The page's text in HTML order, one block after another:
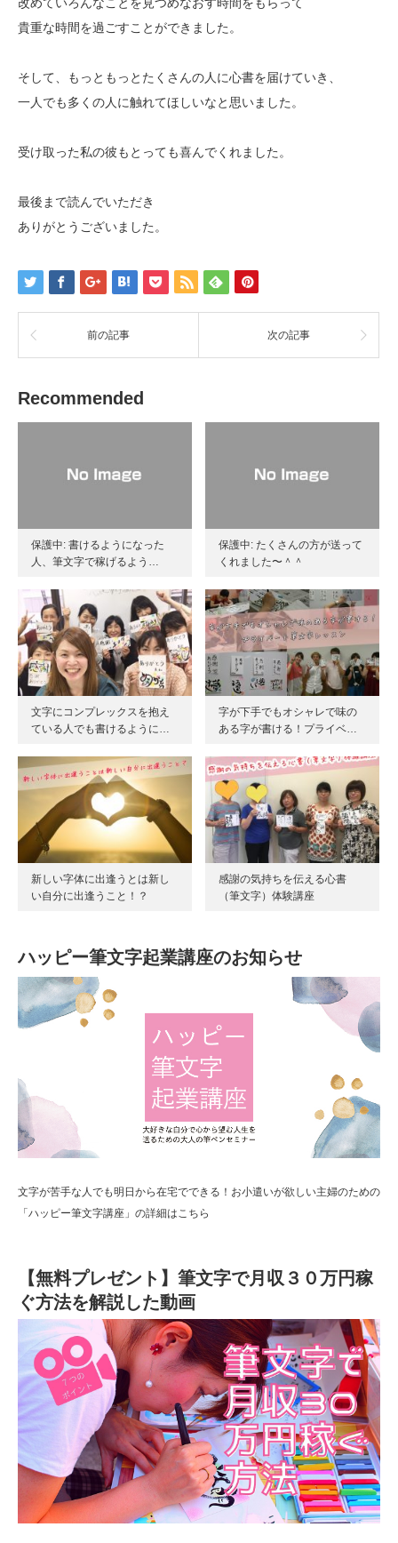
改めていろんなことを見つめなおす時間をもらって
貴重な時間を過ごすことができました。
そして、もっともっとたくさんの人に心書を届けていき、
一人でも多くの人に触れてほしいなと思いました。
受け取った私の彼もとっても喜んでくれました。
最後まで読んでいただき
ありがとうございました。
前の記事 次の記事
Recommended
保護中: 書けるようになった
人、筆文字で稼げるよう…
保護中: たくさんの方が送って
くれました〜＾＾
文字にコンプレックスを抱え
ている人でも書けるように…
字が下手でもオシャレで味の
ある字が書ける！プライベ…
新しい字体に出逢うとは新し
い自分に出逢うこと！？
感謝の気持ちを伝える心書
（筆文字）体験講座
ハッピー筆文字起業講座のお知らせ
文字が苦手な人でも明日から在宅でできる！お小遣いが欲しい主婦のための
「ハッピー筆文字講座」の詳細はこちら
【無料プレゼント】筆文字で月収３０万円稼
ぐ方法を解説した動画